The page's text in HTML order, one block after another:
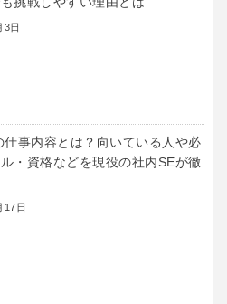
3日
仕事内容とは？向いている人や必
・資格などを現役の社内SEが徹
17日